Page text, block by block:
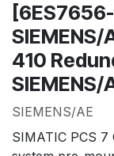
SIEMENS/
410
SIEMENS/
SIEMENS/AE
SIMATIC PCS